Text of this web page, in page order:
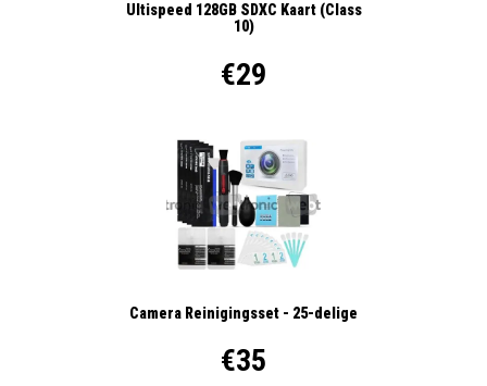
Ultispeed 128GB SDXC Kaart (Class
10)
€29
Camera Reinigingsset - 25-delige
€35